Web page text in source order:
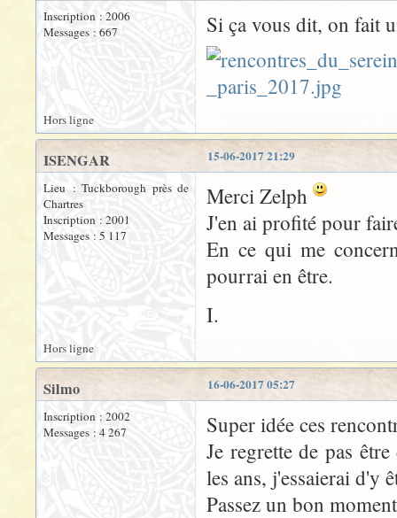
Inscription : 2006
Messages : 667
Si ça vous dit, on fait
Hors ligne
15-06-2017 21:29
ISENGAR
Lieu : Tuckborough près de
Chartres
Inscription : 2001
Messages : 5 117
Merci Zelph
J'en ai profité pour
En ce qui me
pourrai en être.
I.
Hors ligne
16-06-2017 05:27
Silmo
Inscription : 2002
Messages : 4 267
Super idée ces
Je regrette de pas
les ans, j'essaierai d'y
Passez un bon